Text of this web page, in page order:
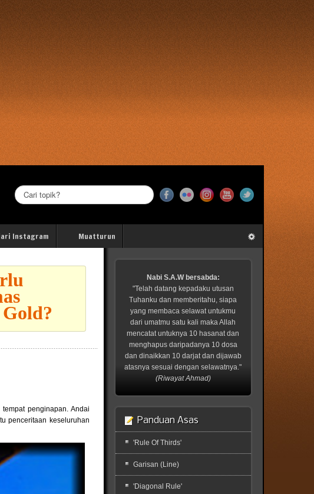
Cari...
Instagram Muatturun
penginapan. Andai
penceritaan keseluruhan
Nabi S.A.W bersabda:
"Telah datang kepadaku utusan
Tuhanku dan memberitahu, siapa
yang membaca selawat untukmu
dari umatmu satu kali maka Allah
mencatat untuknya 10 hasanat dan
menghapus daripadanya 10 dosa
dan dinaikkan 10 darjat dan dijawab
atasnya sesuai dengan selawatnya."
(Riwayat Ahmad)
Panduan Asas
'Rule Of Thirds'
Garisan (Line)
'Diagonal Rule'